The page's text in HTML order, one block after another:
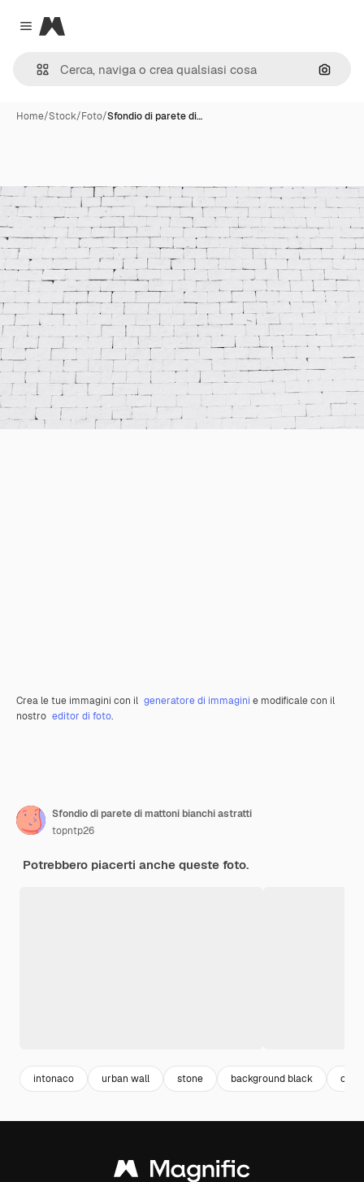
Close menu
Magnific
Cerca
Home/Stock/Foto/Sfondio di parete di…
Crea le tue immagini con il generatore di immagini e modificale con il
nostro editor di foto.
Sfondio di parete di mattoni bianchi astratti
topntp26
Potrebbero piacerti anche queste foto.
intonaco urban wall stone background black